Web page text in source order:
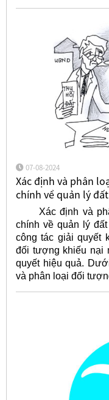
07-08-2024
Xác định và phân
chính về quản lý
Xác định và
chính về quản lý
công tác giải quyết
đối tượng khiếu nại
quyết hiệu quả.
và phân loại đối